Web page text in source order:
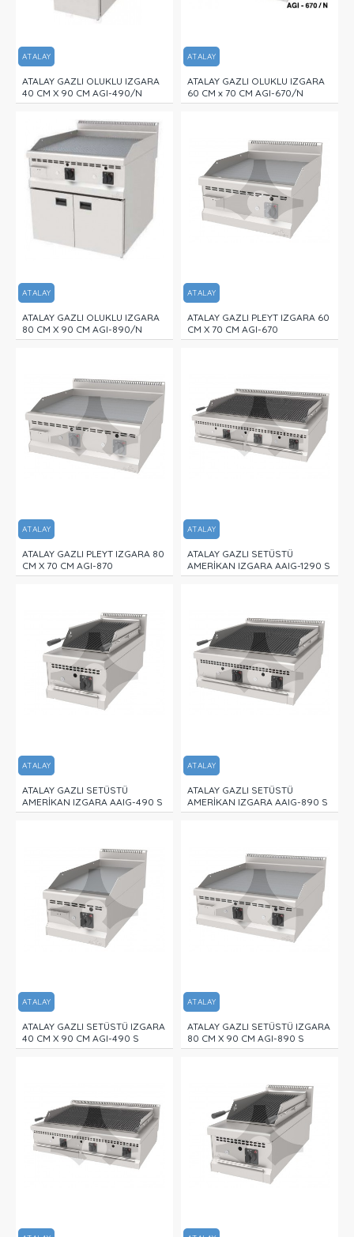
ATALAY
ATALAY GAZLI OLUKLU IZGARA
40 CM X 90 CM AGI-490/N
ATALAY
ATALAY GAZLI OLUKLU IZGARA
60 CM x 70 CM AGI-670/N
ATALAY
ATALAY GAZLI OLUKLU IZGARA
80 CM X 90 CM AGI-890/N
ATALAY
ATALAY GAZLI PLEYT IZGARA 60
CM X 70 CM AGI-670
ATALAY
ATALAY GAZLI PLEYT IZGARA 80
CM X 70 CM AGI-870
ATALAY
ATALAY GAZLI SETÜSTÜ
AMERİKAN IZGARA AAIG-1290 S
ATALAY
ATALAY GAZLI SETÜSTÜ
AMERİKAN IZGARA AAIG-490 S
ATALAY
ATALAY GAZLI SETÜSTÜ
AMERİKAN IZGARA AAIG-890 S
ATALAY
ATALAY GAZLI SETÜSTÜ IZGARA
40 CM X 90 CM AGI-490 S
ATALAY
ATALAY GAZLI SETÜSTÜ IZGARA
80 CM X 90 CM AGI-890 S